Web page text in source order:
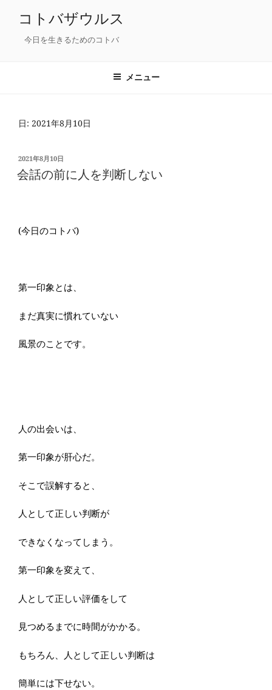
コトバザウルス
今日を生きるためのコトバ
メニュー
日: 2021年8月10日
投
稿
日:
2021年8月10日
会話の前に人を判断しない
(今日のコトバ)
第一印象とは、
まだ真実に慣れていない
風景のことです。
人の出会いは、
第一印象が肝心だ。
そこで誤解すると、
人として正しい判断が
できなくなってしまう。
第一印象を変えて、
人として正しい評価をして
見つめるまでに時間がかかる。
もちろん、人として正しい判断は
簡単には下せない。